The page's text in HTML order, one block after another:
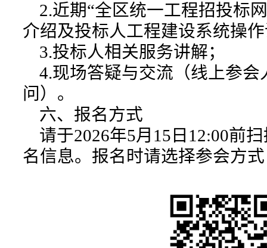
2.近期“全区统一工程招投标
介绍及投标人工程建设系统操
3.投标人相关服务讲解；
4.现场答疑与交流（线上参会
问）。
六、报名方式
请于2026年5月15日12:00前
名信息。报名时请选择参会方